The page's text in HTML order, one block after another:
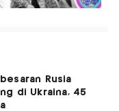
Rusia
di Ukraina, 45